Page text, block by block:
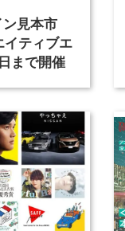
ン見本市
イティブエ
まで開催